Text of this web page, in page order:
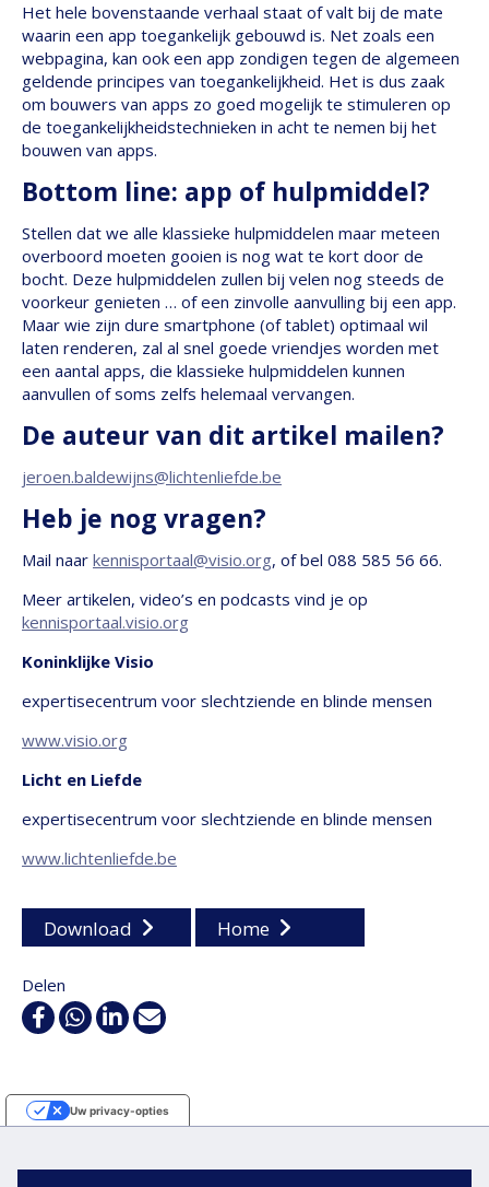
Het hele bovenstaande verhaal staat of valt bij de mate
waarin een app toegankelijk gebouwd is. Net zoals een
webpagina, kan ook een app zondigen tegen de algemeen
geldende principes van toegankelijkheid. Het is dus zaak
om bouwers van apps zo goed mogelijk te stimuleren op
de toegankelijkheidstechnieken in acht te nemen bij het
bouwen van apps.
Bottom line: app of hulpmiddel?
Stellen dat we alle klassieke hulpmiddelen maar meteen
overboord moeten gooien is nog wat te kort door de
bocht. Deze hulpmiddelen zullen bij velen nog steeds de
voorkeur genieten … of een zinvolle aanvulling bij een app.
Maar wie zijn dure smartphone (of tablet) optimaal wil
laten renderen, zal al snel goede vriendjes worden met
een aantal apps, die klassieke hulpmiddelen kunnen
aanvullen of soms zelfs helemaal vervangen.
De auteur van dit artikel mailen?
jeroen.baldewijns@lichtenliefde.be
Heb je nog vragen?
Mail naar kennisportaal@visio.org, of bel 088 585 56 66.
Meer artikelen, video’s en podcasts vind je op
kennisportaal.visio.org
Koninklijke Visio
expertisecentrum voor slechtziende en blinde mensen
www.visio.org
Licht en Liefde
expertisecentrum voor slechtziende en blinde mensen
www.lichtenliefde.be
Download Home
Delen
FacebookWhatsApp
Linkedin
E-
Uw privacy-opties